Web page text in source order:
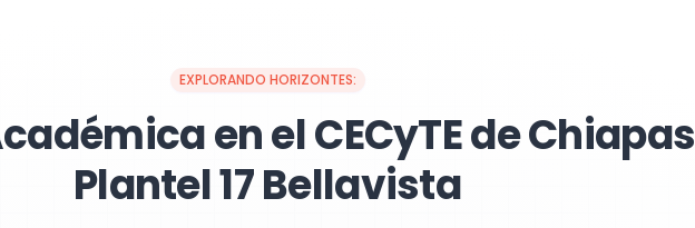
EXPLORANDO HORIZONTES:
en el CECyTE de Chiapas
Plantel 17 Bellavista